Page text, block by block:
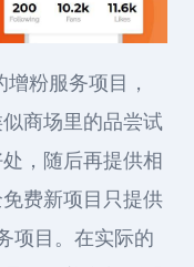
粉服务项目，
商场里的品尝试
，随后再提供相
费新项目只提供
项目。在实际的